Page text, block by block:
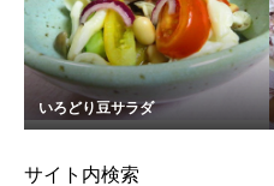
いろどり豆サラダ
サイト内検索